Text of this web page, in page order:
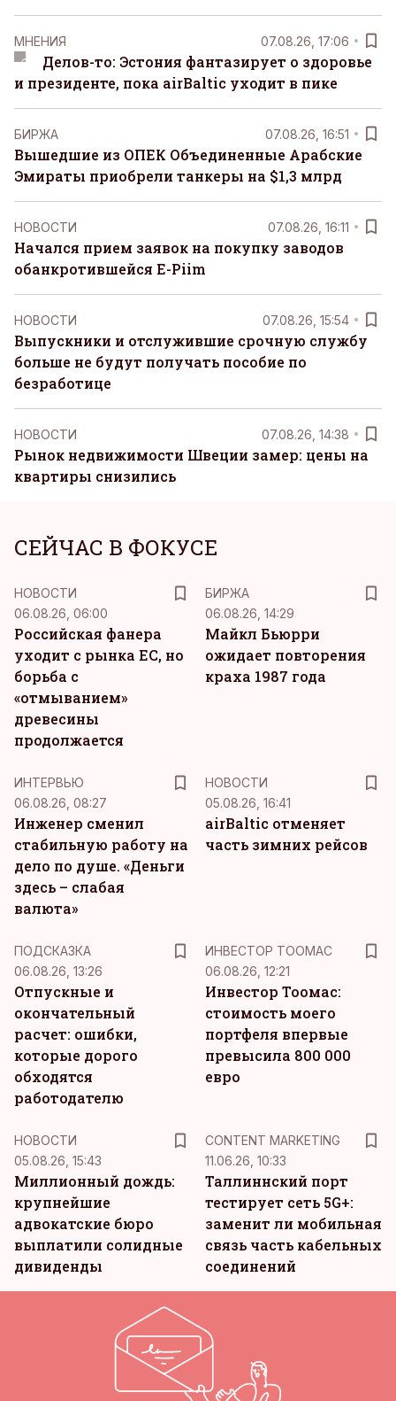
MНЕНИЯ 07.08.26, 17:06
Делов-то: Эстония фантазирует о здоровье
и президенте, пока airBaltic уходит в пике
БИРЖА 07.08.26, 16:51
Вышедшие из ОПЕК Объединенные Арабские
Эмираты приобрели танкеры на $1,3 млрд
НОВОСТИ 07.08.26, 16:11
Начался прием заявок на покупку заводов
обанкротившейся E-Piim
НОВОСТИ 07.08.26, 15:54
Выпускники и отслужившие срочную службу
больше не будут получать пособие по
безработице
НОВОСТИ 07.08.26, 14:38
Рынок недвижимости Швеции замер: цены на
квартиры снизились
СЕЙЧАС В ФОКУСЕ
НОВОСТИ
06.08.26, 06:00
Российская фанера
уходит с рынка ЕС, но
борьба с
«отмыванием»
древесины
продолжается
БИРЖА
06.08.26, 14:29
Майкл Бьюрри
ожидает повторения
краха 1987 года
ИНТЕРВЬЮ
06.08.26, 08:27
Инженер сменил
стабильную работу на
дело по душе. «Деньги
здесь – слабая
валюта»
НОВОСТИ
05.08.26, 16:41
airBaltic отменяет
часть зимних рейсов
ПОДСКАЗКА
06.08.26, 13:26
Отпускные и
окончательный
расчет: ошибки,
которые дорого
обходятся
работодателю
ИНВЕСТОР ТООМАС
06.08.26, 12:21
Инвестор Тоомас:
стоимость моего
портфеля впервые
превысила 800 000
евро
НОВОСТИ
05.08.26, 15:43
Миллионный дождь:
крупнейшие
адвокатские бюро
выплатили солидные
дивиденды
CONTENT MARKETING
11.06.26, 10:33
Таллиннский порт
тестирует сеть 5G+:
заменит ли мобильная
связь часть кабельных
соединений